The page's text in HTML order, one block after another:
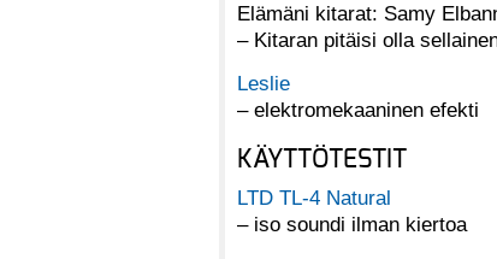
Elämäni kitarat: Samy
– Kitaran pitäisi olla
Leslie
– elektromekaaninen efekti
KÄYTTÖTESTIT
LTD TL-4 Natural
– iso soundi ilman kiertoa